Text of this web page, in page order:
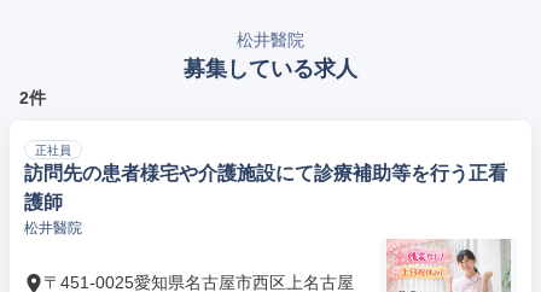
松井醫院
募集している求人
2件
正社員
訪問先の患者様宅や介護施設にて診療補助等を行う正看
護師
松井醫院
〒451-0025愛知県名古屋市西区上名古屋